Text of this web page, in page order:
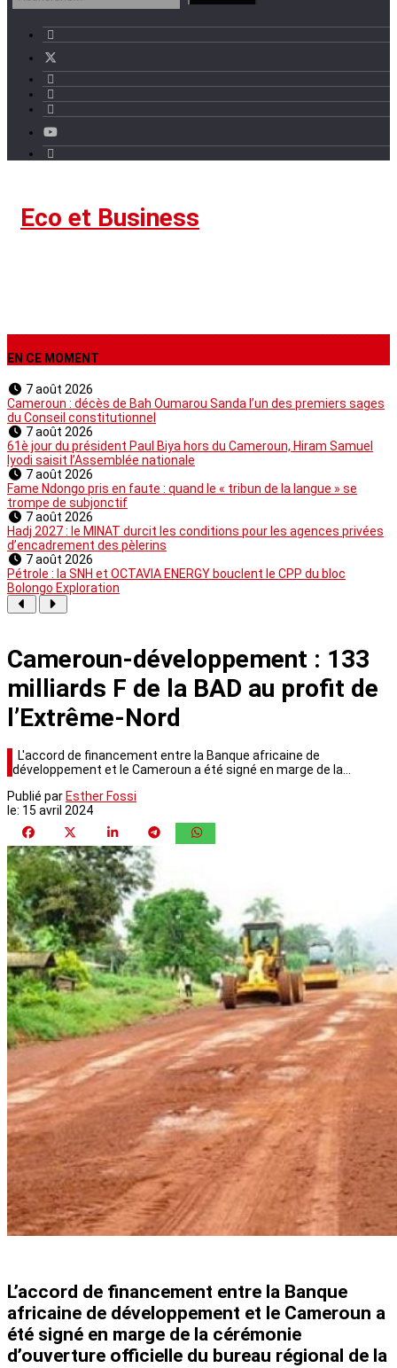
Eco et Business
EN CE MOMENT
7 août 2026
Cameroun : décès de Bah Oumarou Sanda l’un des premiers sages
du Conseil constitutionnel
7 août 2026
61è jour du président Paul Biya hors du Cameroun, Hiram Samuel
Iyodi saisit l’Assemblée nationale
7 août 2026
Fame Ndongo pris en faute : quand le « tribun de la langue » se
trompe de subjonctif
7 août 2026
Hadj 2027 : le MINAT durcit les conditions pour les agences privées
d’encadrement des pèlerins
7 août 2026
Pétrole : la SNH et OCTAVIA ENERGY bouclent le CPP du bloc
Bolongo Exploration
Cameroun-développement : 133
milliards F de la BAD au profit de
l’Extrême-Nord
L'accord de financement entre la Banque africaine de
développement et le Cameroun a été signé en marge de la…
Publié par Esther Fossi
le: 15 avril 2024
L’accord de financement entre la Banque
africaine de développement et le Cameroun a
été signé en marge de la cérémonie
d’ouverture officielle du bureau régional de la